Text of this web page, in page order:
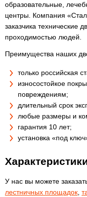
образовательные,
центры. Компания
заказчика технические
проходимостью людей.
Преимущества наших
только российская
износостойкое
повреждениям;
длительный срок
любые размеры и
гарантия 10 лет;
установка «под
У нас вы можете
лестничных площадок